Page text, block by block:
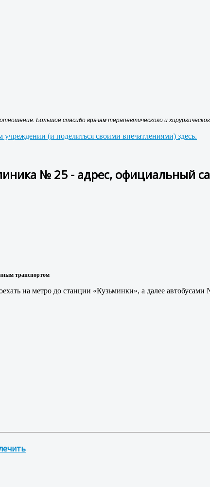
Большое спасибо врачам терапевтического и
(и поделиться своими впечатлениями) здесь.
№ 25 - адрес, официальный
транспортом
на метро до станции «Кузьминки», а далее